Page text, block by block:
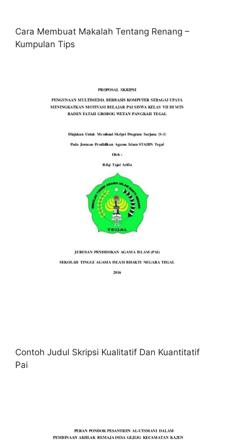
Cara Membuat Makalah Tentang Renang –
Kumpulan Tips
Contoh Judul Skripsi Kualitatif Dan Kuantitatif
Pai